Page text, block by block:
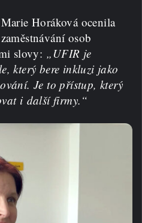
Horáková ocenila
osob
slovy: „UFIR je
který bere inkluzi jako
Je to přístup, který
i další firmy.“